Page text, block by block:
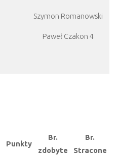
Szymon Romanowski
Paweł Czakon 4
Punkty
Br.
zdobyte
Br.
Stracone